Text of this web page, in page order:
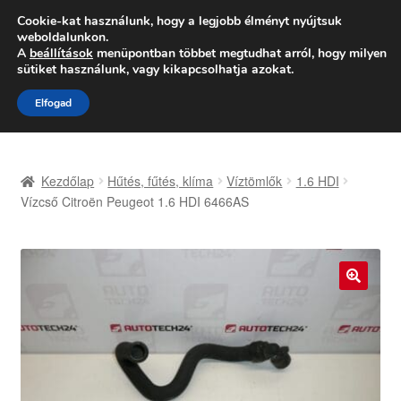
SZÁLLÍTÁS 2618 Ft-tól
Hétfő-Péntek 9:00–16:0006 80 088 054
Ugrás
a
navigációhoz
Kilépés
a
tartalomba
Adatvédelmi irányelvek
Kifizetések
Kezdőlap Hűtés, fűtés, klíma Víztömlők
1.6 HDI
Vízcső Citroën Peugeot 1.6 HDI 6466AS
Cookie-kat használunk, hogy a legjobb élményt nyújtsuk
weboldalunkon.
A beállítások menüpontban többet megtudhat arról, hogy milyen
sütiket használunk, vagy kikapcsolhatja azokat.
Elfogad